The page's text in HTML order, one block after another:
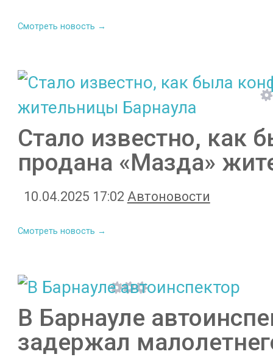
Смотреть новость →
Стало известно, как
продана «Мазда»
10.04.2025 17:02 Автоновости
Смотреть новость →
В Барнауле
задержал